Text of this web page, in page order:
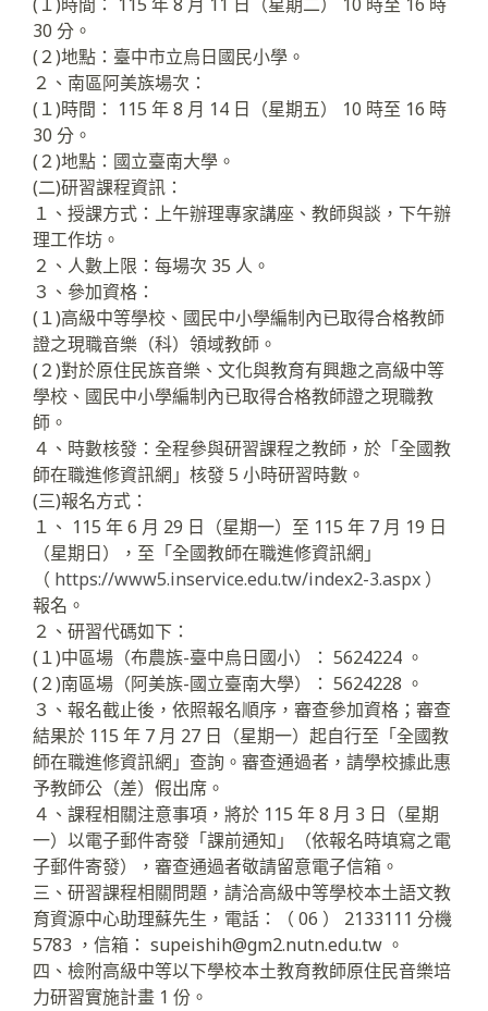
30 分。
(２)地點：臺中市立烏日國民小學。
２、南區阿美族場次：
(１)時間： 115 年 8 月 14 日（星期五） 10 時至 16 時
30 分。
(２)地點：國立臺南大學。
(二)研習課程資訊：
１、授課方式：上午辦理專家講座、教師與談，下午辦
理工作坊。
２、人數上限：每場次 35 人。
３、參加資格：
(１)高級中等學校、國民中小學編制內已取得合格教師
證之現職音樂（科）領域教師。
(２)對於原住民族音樂、文化與教育有興趣之高級中等
學校、國民中小學編制內已取得合格教師證之現職教
師。
４、時數核發：全程參與研習課程之教師，於「全國教
師在職進修資訊網」核發 5 小時研習時數。
(三)報名方式：
１、 115 年 6 月 29 日（星期一）至 115 年 7 月 19 日
（星期日），至「全國教師在職進修資訊網」
（ https://www5.inservice.edu.tw/index2-3.aspx ）
報名。
２、研習代碼如下：
(１)中區場（布農族-臺中烏日國小）： 5624224 。
(２)南區場（阿美族-國立臺南大學）： 5624228 。
３、報名截止後，依照報名順序，審查參加資格；審查
結果於 115 年 7 月 27 日（星期一）起自行至「全國教
師在職進修資訊網」查詢。審查通過者，請學校據此惠
予教師公（差）假出席。
４、課程相關注意事項，將於 115 年 8 月 3 日（星期
一）以電子郵件寄發「課前通知」（依報名時填寫之電
子郵件寄發），審查通過者敬請留意電子信箱。
三、研習課程相關問題，請洽高級中等學校本土語文教
育資源中心助理蘇先生，電話：（ 06 ） 2133111 分機
5783 ，信箱： supeishih@gm2.nutn.edu.tw 。
四、檢附高級中等以下學校本土教育教師原住民音樂培
力研習實施計畫 1 份。